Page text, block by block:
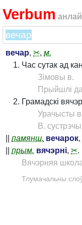
Verbum
вечар, ✂, м.
Час сутак ад
Зімовы в.
Прыйшлі
Грамадскі
Урачысты
В.
памянш. вечарок,
прым. вячэрні, ✂.
Вячэрняя
Тлумачальны